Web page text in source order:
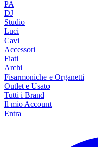
PA
DJ
Studio
Luci
Cavi
Accessori
Fiati
Archi
Fisarmoniche e Organetti
Outlet e Usato
Tutti i Brand
Il mio Account
Entra